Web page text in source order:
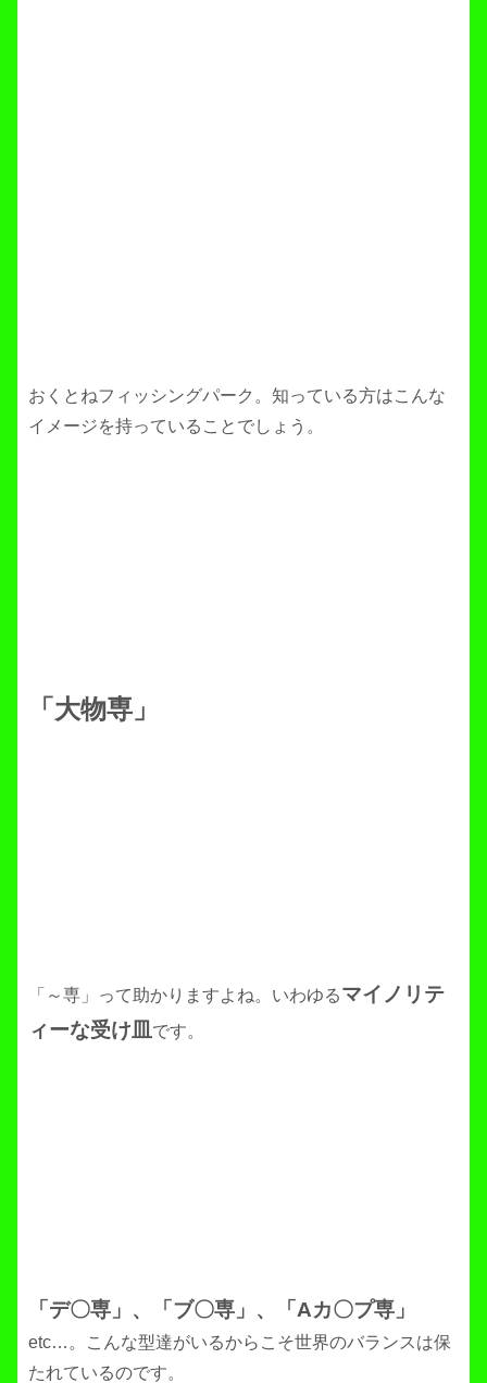
おくとねフィッシングパーク。知っている方はこんな
イメージを持っていることでしょう。
「大物専」
「～専」って助かりますよね。いわゆるマイノリテ
ィーな受け皿 です。
「デ〇専」、「ブ〇専」、「Aカ〇プ専」
etc…。こんな型達がいるからこそ世界のバランスは保
たれているのです。